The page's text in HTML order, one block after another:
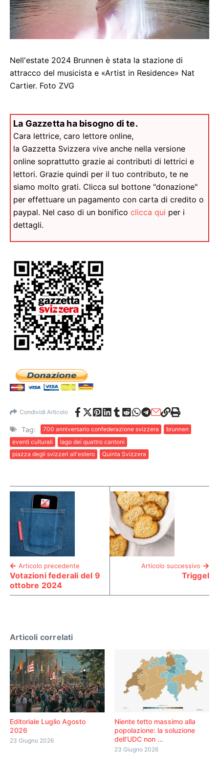
Nell'estate 2024 Brunnen è stata la stazione di
attracco del musicista e «Artist in Residence» Nat
Cartier. Foto ZVG
La Gazzetta ha bisogno di te.
Cara lettrice, caro lettore online,
la Gazzetta Svizzera vive anche nella versione
online soprattutto grazie ai contributi di lettrici e
lettori. Grazie quindi per il tuo contributo, te ne
siamo molto grati. Clicca sul bottone "donazione"
per effettuare un pagamento con carta di credito o
paypal. Nel caso di un bonifico clicca qui per i
dettagli.
Condividi Articolo
Tag: 700 anniversario confederazione svizzera
brunnen
eventi culturali
lago dei quattro cantoni
piazza degli svizzeri all'estero
Quinta Svizzera
Articolo precedente
Votazioni federali del 9
ottobre 2024
Articolo successivo
Triggel
Articoli correlati
Editoriale Luglio Agosto
2026
23 Giugno 2026
Niente tetto massimo alla
popolazione: la soluzione
dell’UDC non ...
23 Giugno 2026